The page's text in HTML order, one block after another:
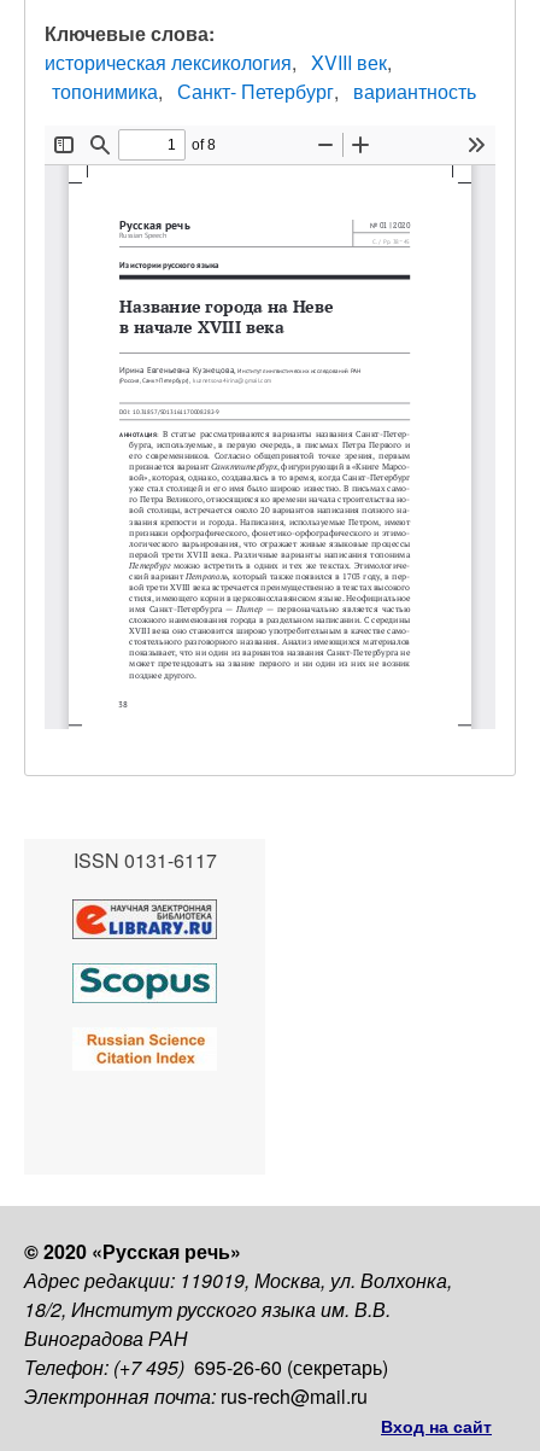
Ключевые слова:
историческая лексикология
XVIII век
топонимика
Санкт- Петербург вариантность
ISSN 0131-6117
© 2020 «Русская речь»
Адрес редакции: 119019, Москва, ул. Волхонка,
18/2, Институт русского языка им. В.В.
Виноградова РАН
Телефон: (+7 495) 695-26-60 (секретарь)
Электронная почта: rus-rech@mail.ru
Вход на сайт